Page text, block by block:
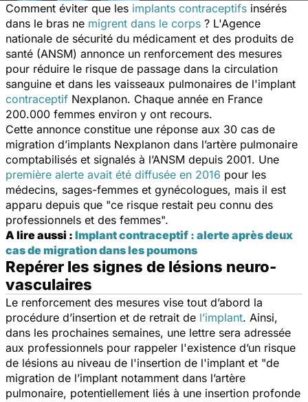
Comment éviter que les implants contraceptifs insérés
dans le bras ne migrent dans le corps ? L'Agence
nationale de sécurité du médicament et des produits de
santé (ANSM) annonce un renforcement des mesures
pour réduire le risque de passage dans la circulation
sanguine et dans les vaisseaux pulmonaires de l'implant
contraceptif Nexplanon. Chaque année en France
200.000 femmes environ y ont recours.
Cette annonce constitue une réponse aux 30 cas de
migration d’implants Nexplanon dans l’artère pulmonaire
comptabilisés et signalés à l’ANSM depuis 2001. Une
première alerte avait été diffusée en 2016 pour les
médecins, sages-femmes et gynécologues, mais il est
apparu depuis que "ce risque restait peu connu des
professionnels et des femmes".
A lire aussi : Implant contraceptif : alerte après deux
cas de migration dans les poumons
Repérer les signes de lésions neuro-
vasculaires
Le renforcement des mesures vise tout d’abord la
procédure d’insertion et de retrait de l’implant. Ainsi,
dans les prochaines semaines, une lettre sera adressée
aux professionnels pour rappeler l'existence d’un risque
de lésions au niveau de l'insertion de l'implant et "de
migration de l’implant notamment dans l’artère
pulmonaire, potentiellement liés à une insertion profonde